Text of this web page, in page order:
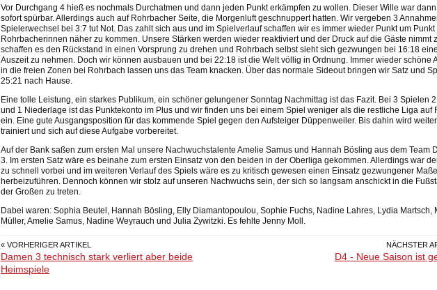
Vor Durchgang 4 hieß es nochmals Durchatmen und dann jeden Punkt erkämpfen zu wollen. Dieser Wille war
sofort spürbar. Allerdings auch auf Rohrbacher Seite, die Morgenluft geschnuppert hatten. Wir vergeben 3
Spielerwechsel bei 3:7 tut Not. Das zahlt sich aus und im Spielverlauf schaffen wir es immer wieder Punkt um Punkt
Rohrbacherinnen näher zu kommen. Unsere Stärken werden wieder reaktiviert und der Druck auf die Gäste nimmt
schaffen es den Rückstand in einen Vorsprung zu drehen und Rohrbach selbst sieht sich gezwungen bei 16:18 eine
Auszeit zu nehmen. Doch wir können ausbauen und bei 22:18 ist die Welt völlig in Ordnung. Immer wieder schöne
in die freien Zonen bei Rohrbach lassen uns das Team knacken. Über das normale Sideout bringen wir Satz und
25:21 nach Hause.
Eine tolle Leistung, ein starkes Publikum, ein schöner gelungener Sonntag Nachmittag ist das Fazit. Bei 3 Spielen
und 1 Niederlage ist das Punktekonto im Plus und wir finden uns bei einem Spiel weniger als die restliche Liga auf
ein. Eine gute Ausgangsposition für das kommende Spiel gegen den Aufsteiger Düppenweiler. Bis dahin wird
trainiert und sich auf diese Aufgabe vorbereitet.
Auf der Bank saßen zum ersten Mal unsere Nachwuchstalente Amelie Samus und Hannah Bösling aus dem Team
3. Im ersten Satz wäre es beinahe zum ersten Einsatz von den beiden in der Oberliga gekommen. Allerdings war
zu schnell vorbei und im weiteren Verlauf des Spiels wäre es zu kritisch gewesen einen Einsatz gezwungener
herbeizuführen. Dennoch können wir stolz auf unseren Nachwuchs sein, der sich so langsam anschickt in die
der Großen zu treten.
Dabei waren: Sophia Beutel, Hannah Bösling, Elly Diamantopoulou, Sophie Fuchs, Nadine Lahres, Lydia Martsch,
Müller, Amelie Samus, Nadine Weyrauch und Julia Zywitzki. Es fehlte Jenny Moll.
« VORHERIGER ARTIKEL
Damen 3 technisch stark verliert aber beide
Heimspiele
NÄCHSTER
D4 - Neue Saison ist